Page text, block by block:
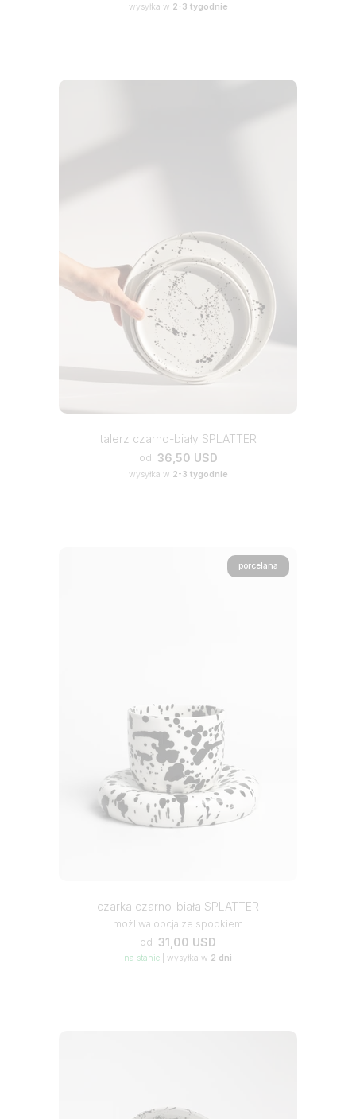
wysyłka w 2-3 tygodnie
talerz czarno-biały SPLATTER
od 36,50 USD
wysyłka w 2-3 tygodnie
porcelana
czarka czarno-biała SPLATTER
możliwa opcja ze spodkiem
od 31,00 USD
na stanie wysyłka w 2 dni